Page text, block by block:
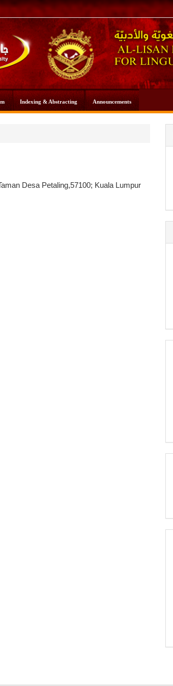
Indexing & Abstracting Announcements
Desa Petaling,57100; Kuala Lumpur